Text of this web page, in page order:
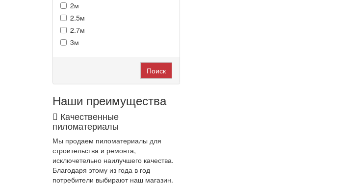
2м
2.5м
2.7м
3м
Поиск
Наши преимущества
Качественные
пиломатериалы
Мы продаем пиломатериалы для
строительства и ремонта,
исключетельно наилучшего качества.
Благодаря этому из года в год
потребители выбирают наш магазин.